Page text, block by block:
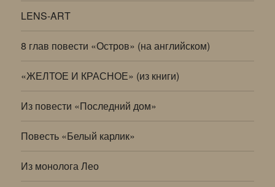
LENS-ART
8 глав повести «Остров» (на английском)
«ЖЕЛТОЕ И КРАСНОЕ» (из книги)
Из повести «Последний дом»
Повесть «Белый карлик»
Из монолога Лео